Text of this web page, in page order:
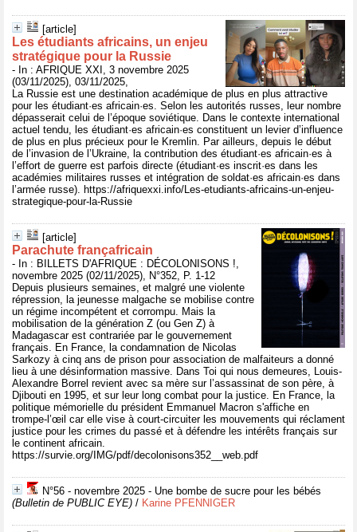
[article]
Les étudiants africains, un enjeu
stratégique pour la Russie
- In : AFRIQUE XXI, 3 novembre 2025
(03/11/2025), 03/11/2025,
La Russie est une destination académique de plus en plus attractive
pour les étudiant·es africain·es. Selon les autorités russes, leur nombre
dépasserait celui de l’époque soviétique. Dans le contexte international
actuel tendu, les étudiant·es africain·es constituent un levier d’influence
de plus en plus précieux pour le Kremlin. Par ailleurs, depuis le début
de l’invasion de l’Ukraine, la contribution des étudiant·es africain·es à
l’effort de guerre est parfois directe (étudiant·es inscrit·es dans les
académies militaires russes et intégration de soldat·es africain·es dans
l’armée russe). https://afriquexxi.info/Les-etudiants-africains-un-enjeu-
strategique-pour-la-Russie
[article]
Parachute françafricain
- In : BILLETS D'AFRIQUE : DÉCOLONISONS !,
novembre 2025 (02/11/2025), N°352, P. 1-12
Depuis plusieurs semaines, et malgré une violente
répression, la jeunesse malgache se mobilise contre
un régime incompétent et corrompu. Mais la
mobilisation de la génération Z (ou Gen Z) à
Madagascar est contrariée par le gouvernement
français. En France, la condamnation de Nicolas
Sarkozy à cinq ans de prison pour association de malfaiteurs a donné
lieu à une désinformation massive. Dans Toi qui nous demeures, Louis-
Alexandre Borrel revient avec sa mère sur l’assassinat de son père, à
Djibouti en 1995, et sur leur long combat pour la justice. En France, la
politique mémorielle du président Emmanuel Macron s'affiche en
trompe-l’œil car elle vise à court-circuiter les mouvements qui réclament
justice pour les crimes du passé et à défendre les intérêts français sur
le continent africain.
https://survie.org/IMG/pdf/decolonisons352__web.pdf
N°56 - novembre 2025 - Une bombe de sucre pour les bébés
(Bulletin de PUBLIC EYE) / Karine PFENNIGER